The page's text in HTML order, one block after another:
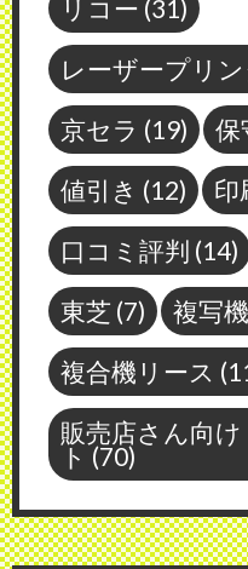
リコー (31)
レーザープリ
京セラ (19) 保
値引き (12) 印
口コミ評判 (14)
東芝 (7) 複写
複合機リース
販売店さん向
ト (70)